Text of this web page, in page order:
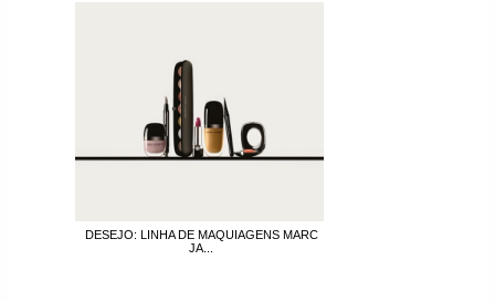
DESEJO: LINHA DE MAQUIAGENS MARC
JA...